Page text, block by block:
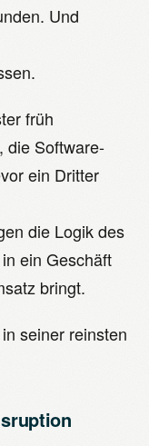
Und
früh
die Software-
ein Dritter
die Logik des
ein Geschäft
bringt.
seiner reinsten